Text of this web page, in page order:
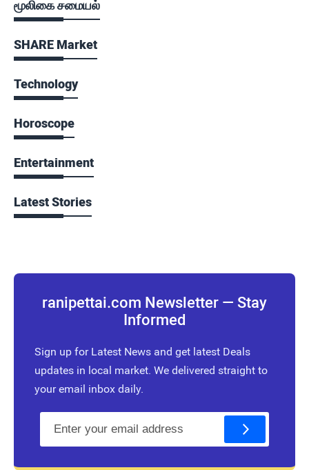
மூலிகை சமையல்
SHARE Market
Technology
Horoscope
Entertainment
Latest Stories
ranipettai.com Newsletter — Stay
Informed
Sign up for Latest News and get latest Deals
updates in local market. We delivered straight to
your email inbox daily.